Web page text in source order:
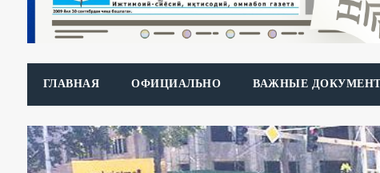
ГЛАВНАЯ ОФИЦИАЛЬНО ВАЖНЫЕ